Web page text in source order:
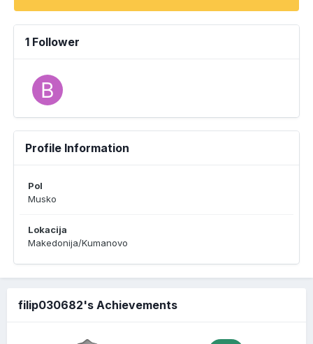
1 Follower
Profile Information
Pol
Musko
Lokacija
Makedonija/Kumanovo
filip030682's Achievements